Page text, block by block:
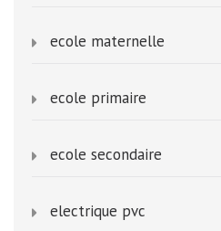
ecole maternelle
ecole primaire
ecole secondaire
electrique pvc